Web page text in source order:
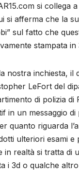
si collega
si afferma che la
sul fatto che
stampata in
nostra inchiesta, il
LeFort del
di polizia di
in un messaggio di
quanto riguarda
ulteriori esami e
in realtà si tratta di
i 3d o qualche